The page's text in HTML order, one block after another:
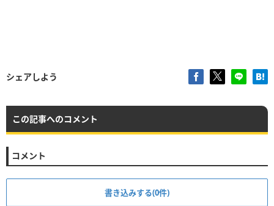
シェアしよう
この記事へのコメント
コメント
書き込みする(0件)